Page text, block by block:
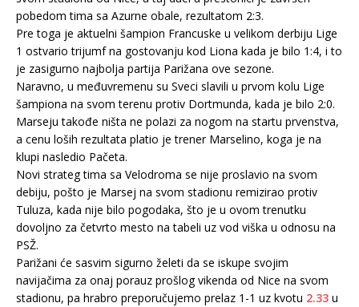
pobedom tima sa Azurne obale, rezultatom 2:3.
Pre toga je aktuelni šampion Francuske u velikom derbiju Lige
1 ostvario trijumf na gostovanju kod Liona kada je bilo 1:4, i to
je zasigurno najbolja partija Parižana ove sezone.
Naravno, u međuvremenu su Sveci slavili u prvom kolu Lige
šampiona na svom terenu protiv Dortmunda, kada je bilo 2:0.
Marseju takođe ništa ne polazi za nogom na startu prvenstva,
a cenu loših rezultata platio je trener Marselino, koga je na
klupi nasledio Pačeta.
Novi strateg tima sa Velodroma se nije proslavio na svom
debiju, pošto je Marsej na svom stadionu remizirao protiv
Tuluza, kada nije bilo pogodaka, što je u ovom trenutku
dovoljno za četvrto mesto na tabeli uz vod viška u odnosu na
PSŽ.
Parižani će sasvim sigurno želeti da se iskupe svojim
navijačima za onaj porauz prošlog vikenda od Nice na svom
stadionu, pa hrabro preporučujemo prelaz 1-1 uz kvotu 2.33 u